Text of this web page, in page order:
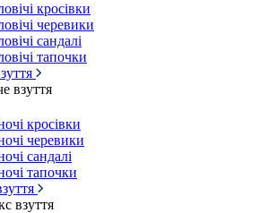
кросівки
черевики
сандалі
тапочки
взуття
кросівки
черевики
сандалі
тапочки
взуття